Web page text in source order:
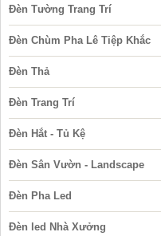
Đèn Tường Trang Trí
Đèn Chùm Pha Lê Tiệp Khắc
Đèn Thả
Đèn Trang Trí
Đèn Hắt - Tủ Kệ
Đèn Sân Vườn - Landscape
Đèn Pha Led
Đèn led Nhà Xưởng